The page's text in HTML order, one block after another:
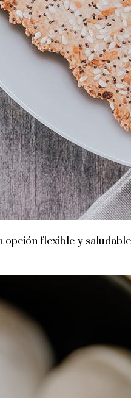
opción flexible y saludable